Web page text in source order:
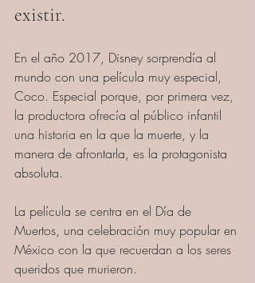
existir.
En el año 2017, Disney sorprendía al
mundo con una película muy especial,
Coco. Especial porque, por primera vez,
la productora ofrecía al público infantil
una historia en la que la muerte, y la
manera de afrontarla, es la protagonista
absoluta.
La película se centra en el Día de
Muertos, una celebración muy popular en
México con la que recuerdan a los seres
queridos que murieron.